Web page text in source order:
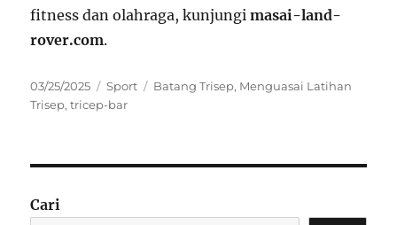
fitness dan olahraga, kunjungimasai-land-
rover.com.
Posted
on
03/25/2025 Categories
Sport Tags
Batang Trisep, Menguasai Latihan
Trisep,tricep-bar
Cari